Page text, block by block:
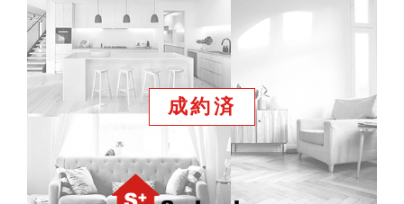
成約済